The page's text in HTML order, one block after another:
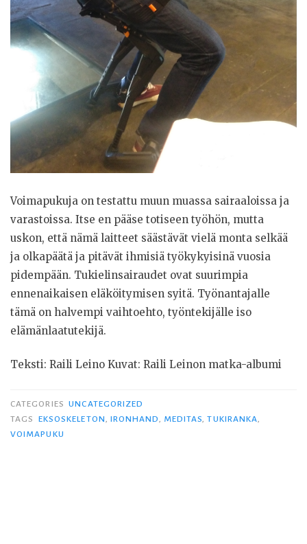
Voimapukuja on testattu muun muassa sairaaloissa ja
varastoissa. Itse en pääse totiseen työhön, mutta
uskon, että nämä laitteet säästävät vielä monta selkää
ja olkapäätä ja pitävät ihmisiä työkykyisinä vuosia
pidempään. Tukielinsairaudet ovat suurimpia
ennenaikaisen eläköitymisen syitä. Työnantajalle
tämä on halvempi vaihtoehto, työntekijälle iso
elämänlaatutekijä.
Teksti: Raili Leino Kuvat: Raili Leinon matka-albumi
CATEGORIES UNCATEGORIZED
TAGS
EKSOSKELETON, IRONHAND, MEDITAS,TUKIRANKA,
VOIMAPUKU